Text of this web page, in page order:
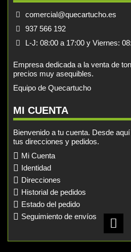
comercial@quecartucho.es
937 566 192
L-J: 08:00 a 17:00 y Viernes:
Empresa dedicada a la venta de
precios muy asequibles.
Equipo de Quecartucho
MI CUENTA
Bienvenido a tu cuenta. Desde
tus direcciones y pedidos.
Mi Cuenta
Identidad
Direcciones
Historial de pedidos
Estado del pedido
Seguimiento de envíos